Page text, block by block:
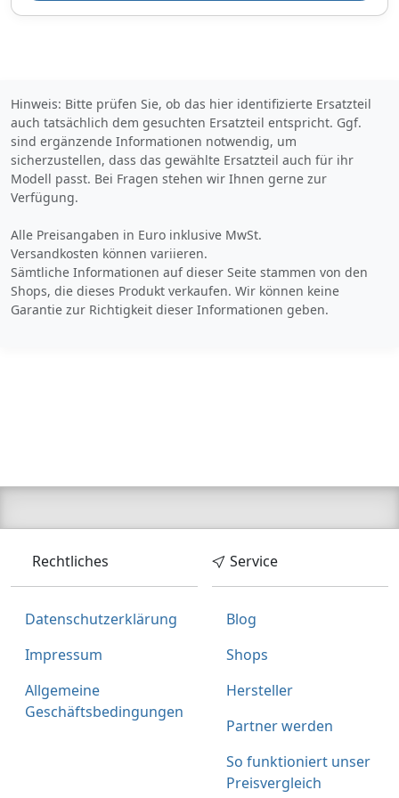
Hinweis: Bitte prüfen Sie, ob das hier identifizierte Ersatzteil
auch tatsächlich dem gesuchten Ersatzteil entspricht. Ggf.
sind ergänzende Informationen notwendig, um
sicherzustellen, dass das gewählte Ersatzteil auch für ihr
Modell passt. Bei Fragen stehen wir Ihnen gerne zur
Verfügung.
Alle Preisangaben in Euro inklusive MwSt.
Versandkosten können variieren.
Sämtliche Informationen auf dieser Seite stammen von den
Shops, die dieses Produkt verkaufen. Wir können keine
Garantie zur Richtigkeit dieser Informationen geben.
Rechtliches
Datenschutzerklärung
Impressum
Allgemeine
Geschäftsbedingungen
Service
Blog
Shops
Hersteller
Partner werden
So funktioniert unser
Preisvergleich